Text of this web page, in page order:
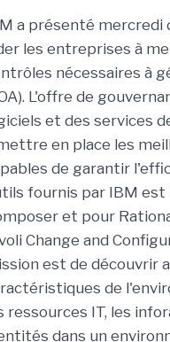
a présenté mercredi
les entreprises à
nécessaires à
L'offre de
et des services
en place les
de garantir
fournis par IBM est
et pour
Change and
est de découvrir
de
ressources IT, les
dans un